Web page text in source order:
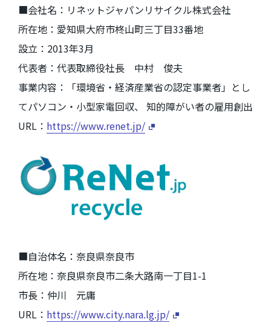
■会社名：リネットジャパンリサイクル株式会社
所在地：愛知県大府市柊山町三丁目33番地
設立： 2013年3月
代表者：代表取締役社長 中村 俊夫
事業内容：「環境省・経済産業省の認定事業者」とし
てパソコン・小型家電回収、 知的障がい者の雇用創出
URL： https://www.renet.jp/
■自治体名：奈良県奈良市
所在地：奈良県奈良市二条大路南一丁目1-1
市長：仲川 元庸
URL： https://www.city.nara.lg.jp/